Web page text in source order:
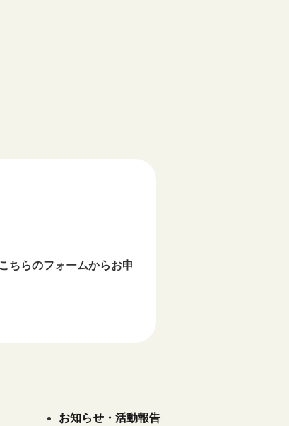
ちらのフォームからお申
お知らせ・活動報告